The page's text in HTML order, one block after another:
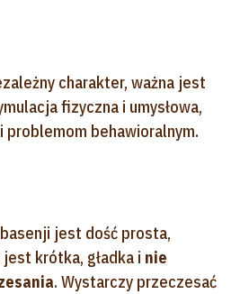
charakter, ważna jest
fizyczna i umysłowa,
problemom behawioralnym.
jest dość prosta,
krótka, gładka i nie
. Wystarczy przeczesać